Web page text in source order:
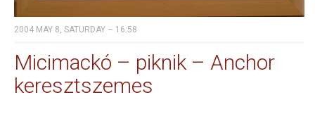
2004 MAY 8, SATURDAY – 16:58
Micimackó – piknik – Anchor
keresztszemes